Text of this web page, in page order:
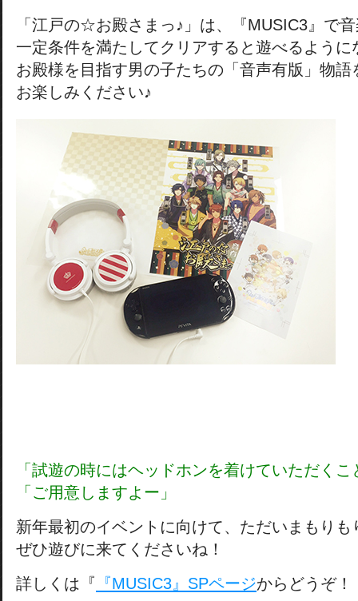
「江戸の☆お殿さまっ♪」は、『MUSIC3』で
一定条件を満たしてクリアすると遊べるように
お殿様を目指す男の子たちの「音声有版」物語
お楽しみください♪
「試遊の時にはヘッドホンを着けていただく
「ご用意しますよー」
新年最初のイベントに向けて、ただいまもりも
ぜひ遊びに来てくださいね！
詳しくは『 『MUSIC3』SPページからどうぞ！